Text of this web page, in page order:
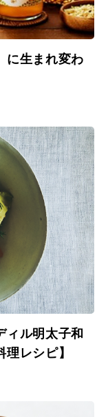
に生まれ変わ
ィル明太子和
レシピ】